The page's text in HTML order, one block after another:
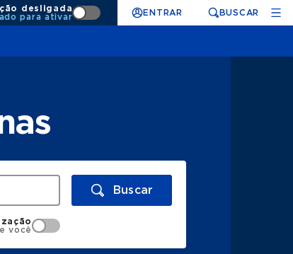
desligada
para ativar
ENTRAR BUSCAR
Buscar
você